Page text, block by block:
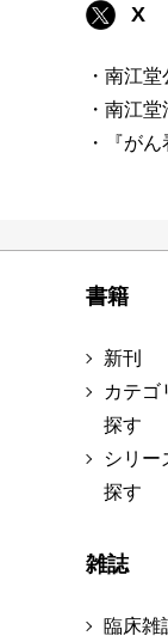
X
・南江
・南江
・『が
書籍
新刊
カテゴ
探す
シリー
探す
雑誌
臨床雑